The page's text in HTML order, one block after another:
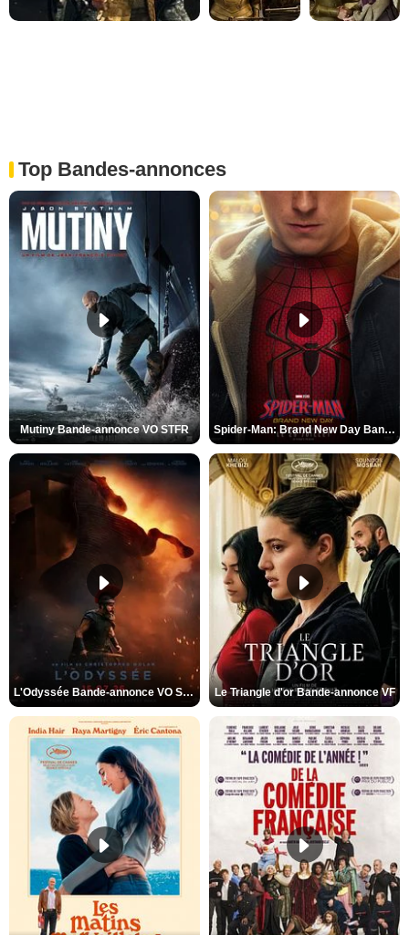
Top Bandes-annonces
Mutiny Bande-annonce VO STFR Spider-Man: Brand New Day Bande-annonce VO STFR
L'Odyssée Bande-annonce VO STFR Le Triangle d'or Bande-annonce VF